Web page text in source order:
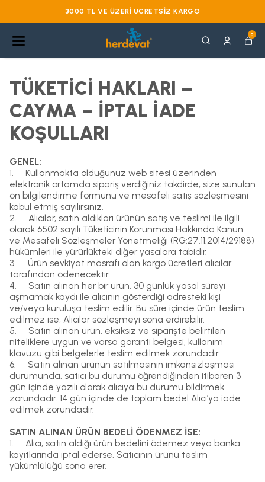
VADE FARKSIZ 3 TAKSIT
0
TÜKETİCİ HAKLARI –
CAYMA – İPTAL İADE
KOŞULLARI
GENEL:
1.
Kullanmakta olduğunuz web sitesi üzerinden
elektronik ortamda sipariş verdiğiniz takdirde, size sunulan
ön bilgilendirme formunu ve mesafeli satış sözleşmesini
kabul etmiş sayılırsınız.
2.
Alıcılar, satın aldıkları ürünün satış ve teslimi ile ilgili
olarak 6502 sayılı Tüketicinin Korunması Hakkında Kanun
ve Mesafeli Sözleşmeler Yönetmeliği (RG:27.11.2014/29188)
hükümleri ile yürürlükteki diğer yasalara tabidir.
3.
Ürün sevkiyat masrafı olan kargo ücretleri alıcılar
tarafından ödenecektir.
4.
Satın alınan her bir ürün, 30 günlük yasal süreyi
aşmamak kaydı ile alıcının gösterdiği adresteki kişi
ve/veya kuruluşa teslim edilir. Bu süre içinde ürün teslim
edilmez ise, Alıcılar sözleşmeyi sona erdirebilir.
5.
Satın alınan ürün, eksiksiz ve siparişte belirtilen
niteliklere uygun ve varsa garanti belgesi, kullanım
klavuzu gibi belgelerle teslim edilmek zorundadır.
6.
Satın alınan ürünün satılmasının imkansızlaşması
durumunda, satıcı bu durumu öğrendiğinden itibaren 3
gün içinde yazılı olarak alıcıya bu durumu bildirmek
zorundadır. 14 gün içinde de toplam bedel Alıcı’ya iade
edilmek zorundadır.
SATIN ALINAN ÜRÜN BEDELİ ÖDENMEZ İSE:
1.
Alıcı, satın aldığı ürün bedelini ödemez veya banka
kayıtlarında iptal ederse, Satıcının ürünü teslim
yükümlülüğü sona erer.